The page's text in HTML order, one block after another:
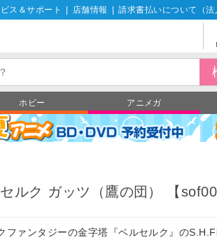
ス＆サポート 店舗情報 請求書払いについて（法
ホビー アニメガ
ルク ガッツ（鷹の団） 【
ファンタジーの金字塔『ベルセルク』の